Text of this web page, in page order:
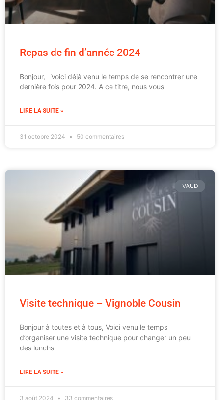
Repas de fin d’année 2024
Bonjour, Voici déjà venu le temps de se rencontrer une
dernière fois pour 2024. A ce titre, nous vous
LIRE LA SUITE »
31 octobre 2024 50 commentaires
VAUD
Visite technique – Vignoble Cousin
Bonjour à toutes et à tous, Voici venu le temps
d’organiser une visite technique pour changer un peu
des lunchs
LIRE LA SUITE »
3 août 2024 33 commentaires